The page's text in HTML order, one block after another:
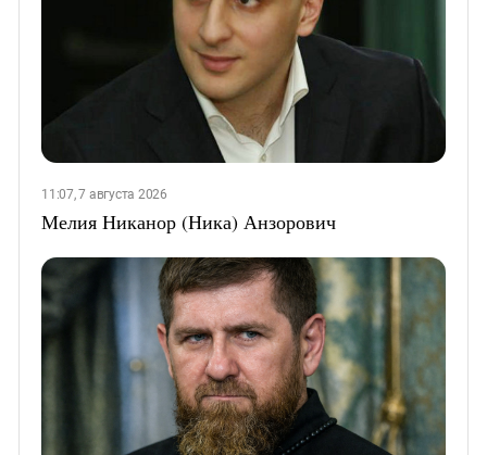
11:07, 7 августа 2026
Мелия Никанор (Ника) Анзорович